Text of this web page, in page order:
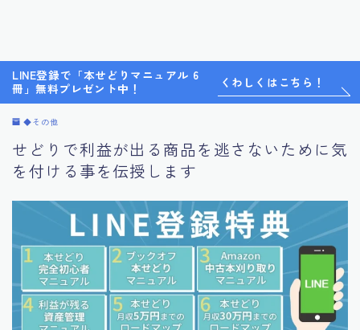
LINE登録で「本せどりマニュアル 6
冊」無料プレゼント中！
くわしくはこちら！
◆その他
せどりで利益が出る商品を逃さないために気
を付ける事を伝授します